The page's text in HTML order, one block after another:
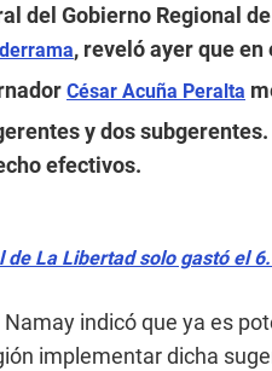
del Gobierno Regional
, reveló ayer que
César Acuña Peralta
y dos
efectivos.
de La Libertad solo gastó el
indicó que ya es
implementar dicha